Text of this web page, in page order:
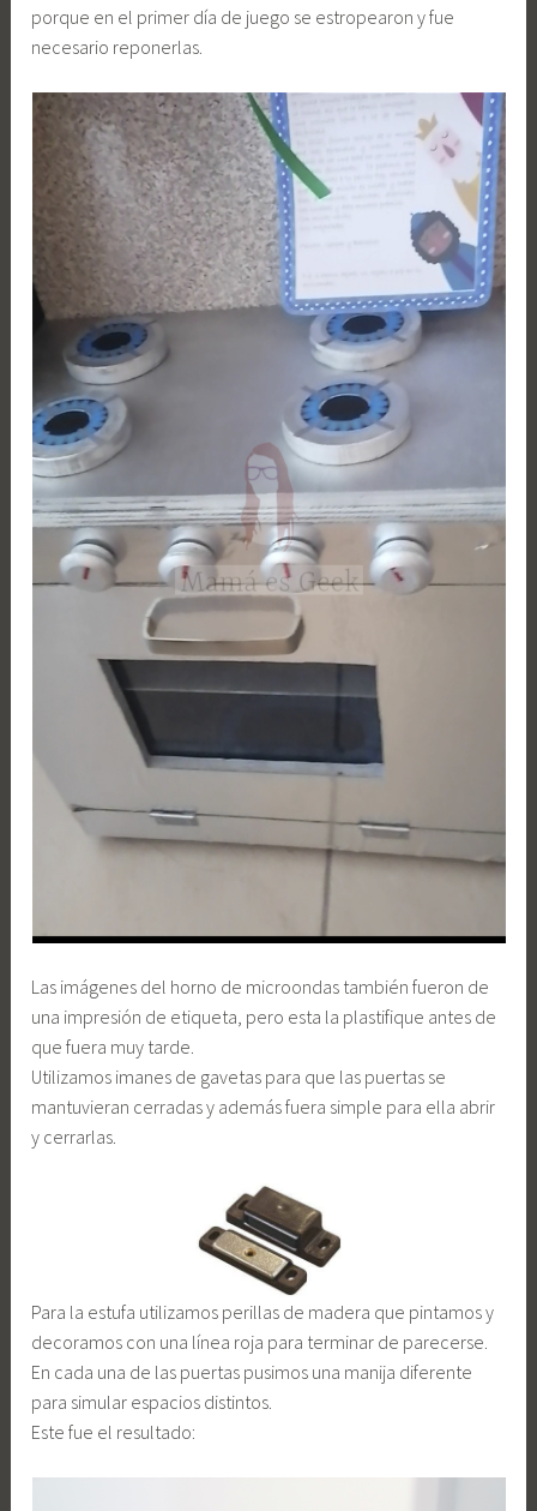
porque en el primer día de juego se estropearon y fue
necesario reponerlas.
Las imágenes del horno de microondas también fueron de
una impresión de etiqueta, pero esta la plastifique antes de
que fuera muy tarde.
Utilizamos imanes de gavetas para que las puertas se
mantuvieran cerradas y además fuera simple para ella abrir
y cerrarlas.
Para la estufa utilizamos perillas de madera que pintamos y
decoramos con una línea roja para terminar de parecerse.
En cada una de las puertas pusimos una manija diferente
para simular espacios distintos.
Este fue el resultado: